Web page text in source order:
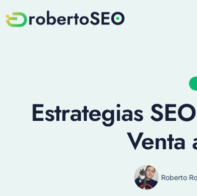
Estrategias
Venta
Roberto